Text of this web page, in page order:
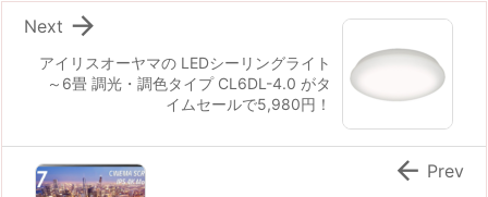
アイリスオーヤマの LEDシーリングライト
～6畳 調光・調色タイプ CL6DL-4.0 がタ
イムセールで5,980円！

Next
 Prev